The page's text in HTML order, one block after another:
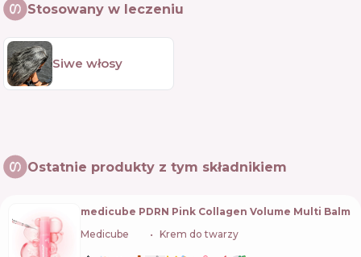
Stosowany w leczeniu
Siwe włosy
Ostatnie produkty z tym składnikiem
medicube PDRN Pink Collagen Volume Multi Balm
Medicube
Krem do twarzy